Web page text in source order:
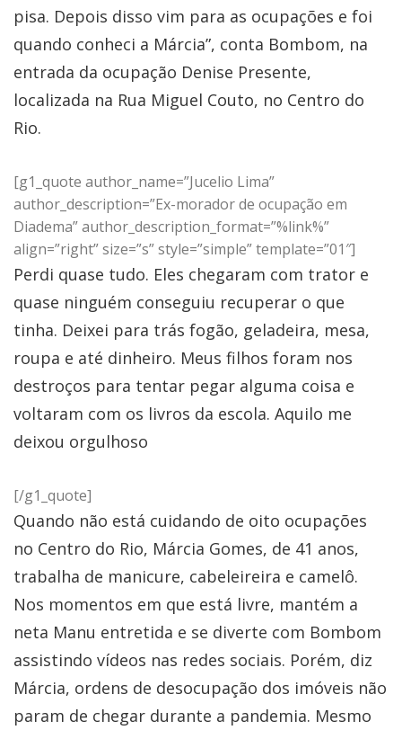
pisa. Depois disso vim para as ocupações e foi
quando conheci a Márcia”, conta Bombom, na
entrada da ocupação Denise Presente,
localizada na Rua Miguel Couto, no Centro do
Rio.
[g1_quote author_name=”Jucelio Lima”
author_description=”Ex-morador de ocupação em
Diadema” author_description_format=”%link%”
align=”right” size=”s” style=”simple” template=”01″]
Perdi quase tudo. Eles chegaram com trator e
quase ninguém conseguiu recuperar o que
tinha. Deixei para trás fogão, geladeira, mesa,
roupa e até dinheiro. Meus filhos foram nos
destroços para tentar pegar alguma coisa e
voltaram com os livros da escola. Aquilo me
deixou orgulhoso
[/g1_quote]
Quando não está cuidando de oito ocupações
no Centro do Rio, Márcia Gomes, de 41 anos,
trabalha de manicure, cabeleireira e camelô.
Nos momentos em que está livre, mantém a
neta Manu entretida e se diverte com Bombom
assistindo vídeos nas redes sociais. Porém, diz
Márcia, ordens de desocupação dos imóveis não
param de chegar durante a pandemia. Mesmo